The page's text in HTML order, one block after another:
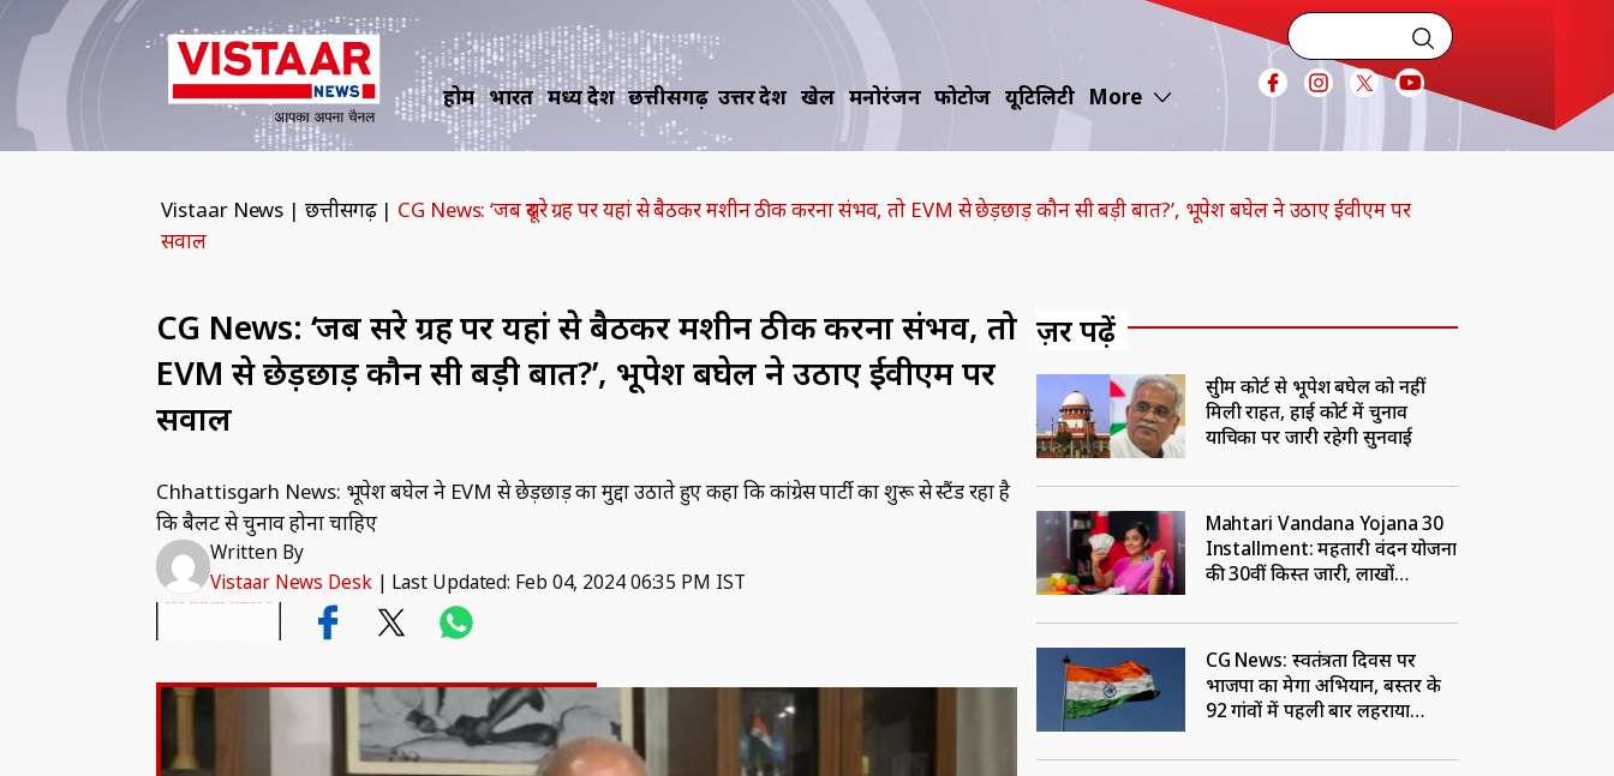
होम भारत मध्य प्रदेश छत्तीसगढ़ उत्तर प्रदेश खेल मनोरंजन फोटोज यूटिलिटी More
Vistaar News | छत्तीसगढ़ | CG News: ‘जब दूसरे ग्रह पर यहां से बैठकर मशीन ठीक करना संभव, तो EVM से छेड़छाड़ कौन सी बड़ी बात?’, भूपेश बघेल ने उठाए ईवीएम पर
सवाल
CG News: ‘जब दूसरे ग्रह पर यहां से बैठकर मशीन ठीक करना संभव, तो
EVM से छेड़छाड़ कौन सी बड़ी बात?’, भूपेश बघेल ने उठाए ईवीएम पर
सवाल
Chhattisgarh News: भूपेश बघेल ने EVM से छेड़छाड़ का मुद्दा उठाते हुए कहा कि कांग्रेस पार्टी का शुरू से स्टैंड रहा है
कि बैलट से चुनाव होना चाहिए
Written By
Vistaar News Desk| Last Updated: Feb 04, 2024 06:35 PM IST
ज़रूर पढ़ें
सुप्रीम कोर्ट से भूपेश बघेल को नहीं
मिली राहत, हाई कोर्ट में चुनाव
याचिका पर जारी रहेगी सुनवाई
Mahtari Vandana Yojana 30
Installment: महतारी वंदन योजना
की 30वीं किस्त जारी, लाखों
रुपए
CG News: स्वतंत्रता दिवस पर
भाजपा का मेगा अभियान, बस्तर के
92 गांवों में पहली बार लहराया